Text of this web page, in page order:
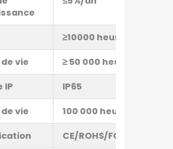
≥10000 heures
vie ≥ 50 000 heures
IP IP65
vie 100 000 heures
CE/ROHS/FCC